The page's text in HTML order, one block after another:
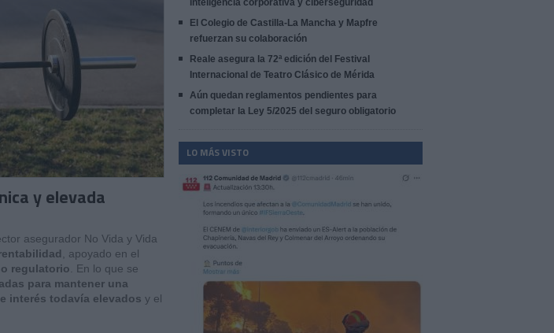
y elevada
asegurador No Vida y Vida
, apoyado en el
regulatorio . En lo que se
para mantener una
interés todavía elevados y el
inteligencia corporativa y ciberseguridad
El Colegio de Castilla-La Mancha y Mapfre
refuerzan su colaboración
Reale asegura la 72ª edición del Festival
Internacional de Teatro Clásico de Mérida
Aún quedan reglamentos pendientes para
completar la Ley 5/2025 del seguro obligatorio
LO MÁS VISTO